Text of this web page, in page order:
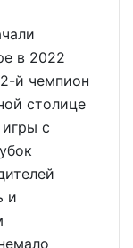
в 2022
й чемпион
столице
с
и